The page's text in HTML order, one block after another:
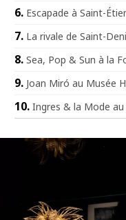
Escapade à Saint-
La rivale de Saint-
Sea, Pop & Sun à la
Joan Miró au Musée
Ingres & la Mode